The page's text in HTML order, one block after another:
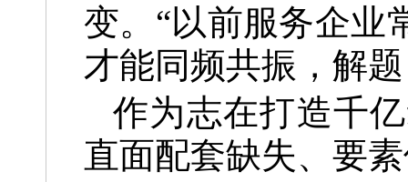
变。“以前服务企业
才能同频共振，解
作为志在打造千
直面配套缺失、要